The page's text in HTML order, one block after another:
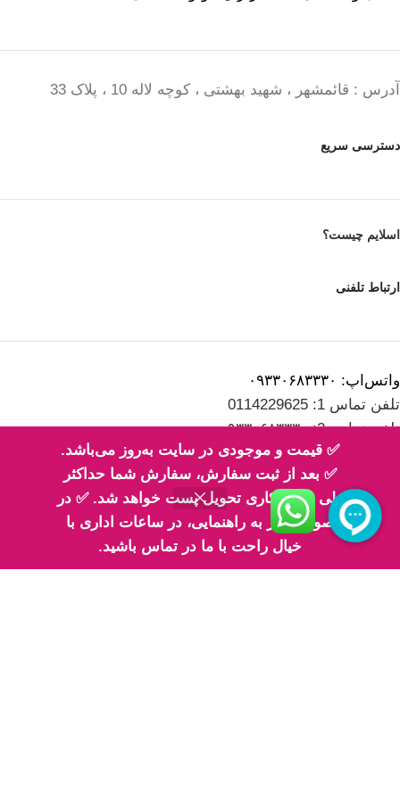
✅ قیمت و موجودی در سایت به‌روز می‌باشد.
✅ بعد از ثبت سفارش، سفارش شما حداکثر
طی 2 روز کاری تحویل پست خواهد شد. ✅ در
صورت نیاز به راهنمایی، در ساعات اداری با
خیال راحت با ما در تماس باشید.
آدرس : قائمشهر ، شهید بهشتی ، کوچه لاله 10 ، پلاک 33
دسترسی سریع
اسلایم چیست؟
ارتباط تلفنی
واتس‌اپ: ۰۹۳۳۰۶۸۳۳۳۰
تلفن تماس 1: 0114229625
تلفن تماس 2: ۰۹۳۳۰۶۸۳۳۳۰
اینماد